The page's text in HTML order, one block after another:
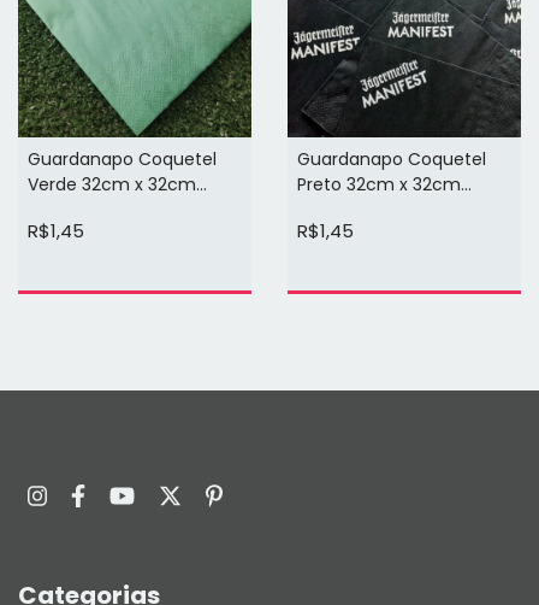
Guardanapo Coquetel
Verde 32cm x 32cm
cor)
R$1,45
Guardanapo Coquetel
Preto 32cm x 32cm
cor)
R$1,45
Categorias